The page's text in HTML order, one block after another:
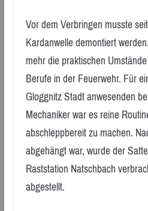
Vor dem Verbringen musste
Kardanwelle demontiert
mehr die praktischen
Berufe in der Feuerwehr. Für
Gloggnitz Stadt anwesenden
Mechaniker war es reine
abschleppbereit zu machen.
abgehängt war, wurde der
Raststation Natschbach
abgestellt.